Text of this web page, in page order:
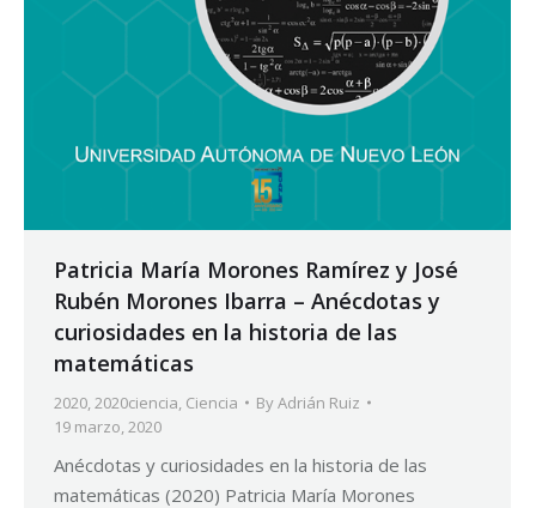
Patricia María Morones Ramírez y José
Rubén Morones Ibarra – Anécdotas y
curiosidades en la historia de las
matemáticas
2020,2020ciencia, Ciencia ByAdrián Ruiz
19 marzo, 2020
Anécdotas y curiosidades en la historia de las
matemáticas (2020) Patricia María Morones